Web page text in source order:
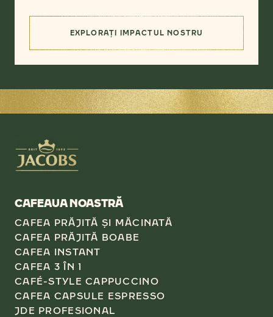
EXPLORAȚI IMPACTUL NOSTRU
CAFEAUA NOASTRĂ
CAFEA PRĂJITĂ ŞI MĂCINATĂ
CAFEA PRĂJITĂ BOABE
CAFEA INSTANT
CAFEA 3 ÎN 1
CAFÉ-STYLE CAPPUCCINO
CAFEA CAPSULE ESPRESSO
JDE PROFESIONAL